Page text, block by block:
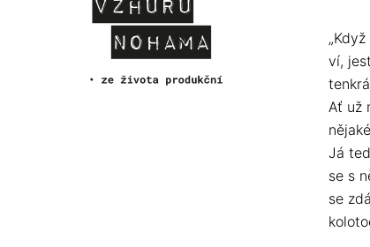
ví,
Ať už
Já
se s
se